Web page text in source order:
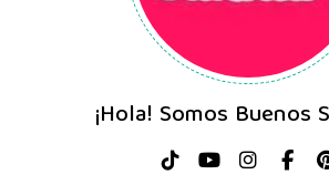
¡Hola! Somos Buenos